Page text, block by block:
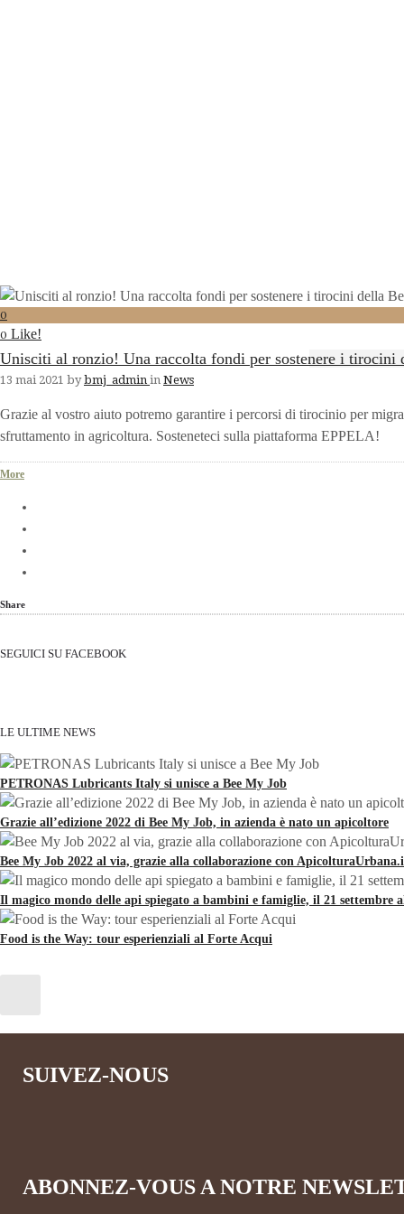
0
0 Like!
Unisciti al ronzio! Una raccolta fondi per sostenere i tirocini
13 mai 2021 by bmj_admin in News
Grazie al vostro aiuto potremo garantire i percorsi di tirocinio per
sfruttamento in agricoltura. Sosteneteci sulla piattaforma EPPELA!
More
Share
SEGUICI SU FACEBOOK
LE ULTIME NEWS
PETRONAS Lubricants Italy si unisce a Bee My Job
Grazie all’edizione 2022 di Bee My Job, in azienda è nato un apicoltore
Bee My Job 2022 al via, grazie alla collaborazione con
Il magico mondo delle api spiegato a bambini e famiglie, il 21 settembre
Food is the Way: tour esperienziali al Forte Acqui
SUIVEZ-NOUS
ABONNEZ-VOUS A NOTRE